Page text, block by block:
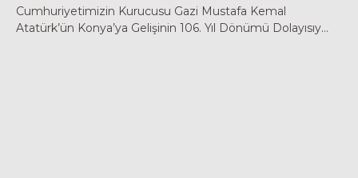
Cumhuriyetimizin Kurucusu Gazi Mustafa Kemal
Atatürk’ün Konya’ya Gelişinin 106. Yıl Dönümü Dolayısıy...